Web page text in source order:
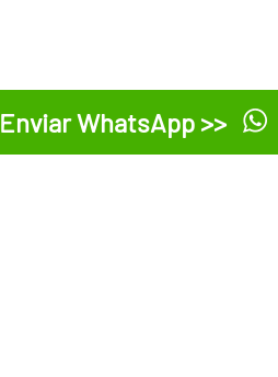
Enviar WhatsApp >>